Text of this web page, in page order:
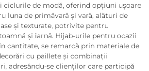
ciclurile de modă, oferind opțiuni ușoare
luna de primăvară și vară, alături de
și texturate, potrivite pentru
și iarnă. Hijab-urile pentru ocazii
cantitate, se remarcă prin materiale de
cu paillete și combinații
adresându-se clienților care participă